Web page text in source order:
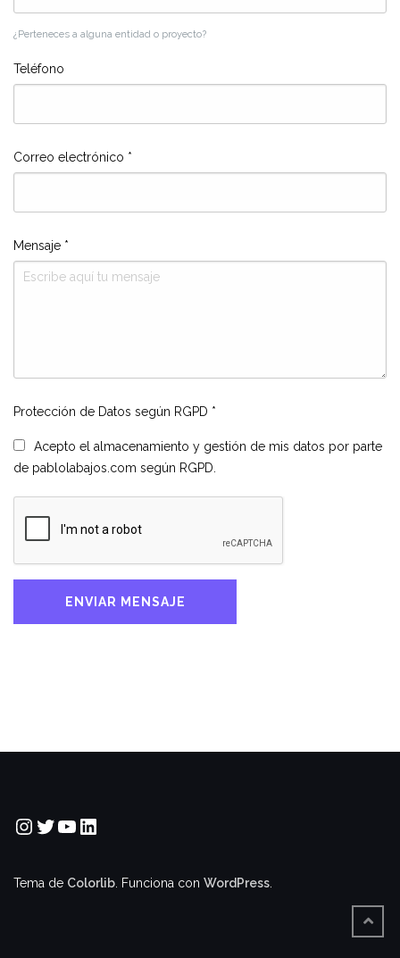
¿Perteneces a alguna entidad o proyecto?
Teléfono
Correo electrónico *
Mensaje *
Protección de Datos según RGPD *
Acepto el almacenamiento y gestión de mis datos por parte
de pablolabajos.com según RGPD.
Instagram
Twitter
YouTube
LinkedIn
Tema de Colorlib . Funciona con WordPress